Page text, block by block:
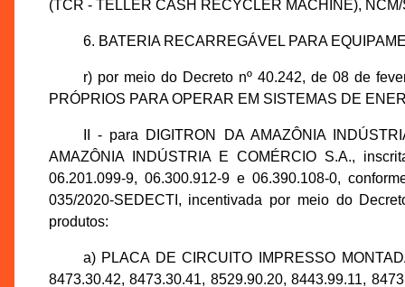
(TCR - TELLER CASH RECYCLER MACHINE),
6. BATERIA RECARREGÁVEL PARA
r) por meio do Decreto nº 40.242, de 08 de
PRÓPRIOS PARA OPERAR EM SISTEMAS DE
II - para DIGITRON DA AMAZÔNIA
AMAZÔNIA INDÚSTRIA E COMÉRCIO S.A.,
06.201.099-9, 06.300.912-9 e 06.390.108-0,
035/2020-SEDECTI, incentivada por meio do
produtos:
a) PLACA DE CIRCUITO IMPRESSO
8473.30.42, 8473.30.41, 8529.90.20, 8443.99.11,